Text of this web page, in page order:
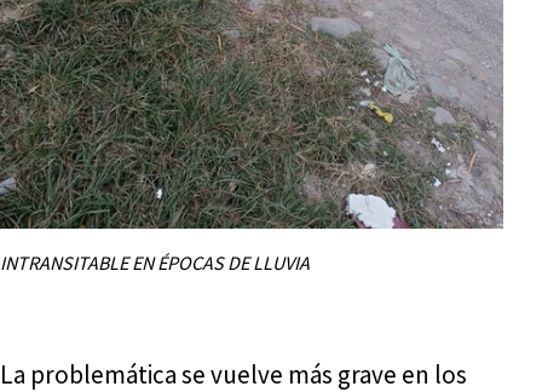
INTRANSITABLE EN ÉPOCAS DE LLUVIA
La problemática se vuelve más grave en los